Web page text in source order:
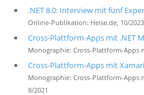
.NET 8.0: Interview mit fünf
Online-Publikation: Heise.de, 10/2023
Cross-Plattform-Apps mit .NET
Monographie: Cross-Plattform-Apps
Cross-Plattform-Apps mit
Monographie: Cross-Plattform-Apps
8/2021